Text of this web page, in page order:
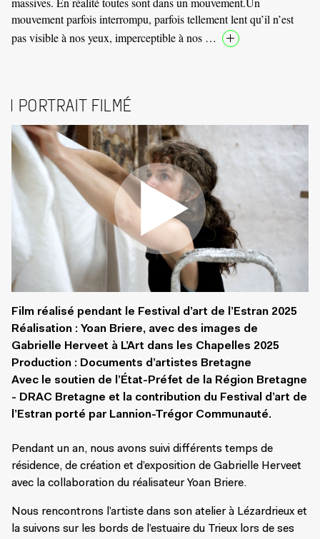
mouvement parfois interrompu, parfois tellement lent qu’il n’est
pas visible à nos yeux, imperceptible à nos …
PORTRAIT FILMÉ
Film réalisé pendant le Festival d’art de l’Estran 2025
Réalisation : Yoan Briere, avec des images de
Gabrielle Herveet à L’Art dans les Chapelles 2025
Production : Documents d’artistes Bretagne
Avec le soutien de l’État-Préfet de la Région Bretagne
- DRAC Bretagne et la contribution du Festival d’art de
l’Estran porté par Lannion-Trégor Communauté.
Pendant un an, nous avons suivi différents temps de
résidence, de création et d’exposition de Gabrielle Herveet
avec la collaboration du réalisateur Yoan Briere.
Nous rencontrons l’artiste dans son atelier à Lézardrieux et
la suivons sur les bords de l’estuaire du Trieux lors de ses